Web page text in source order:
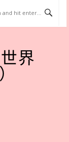
界